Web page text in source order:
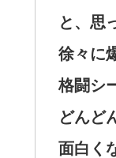
と、思
徐々に
格闘シ
どんど
面白く